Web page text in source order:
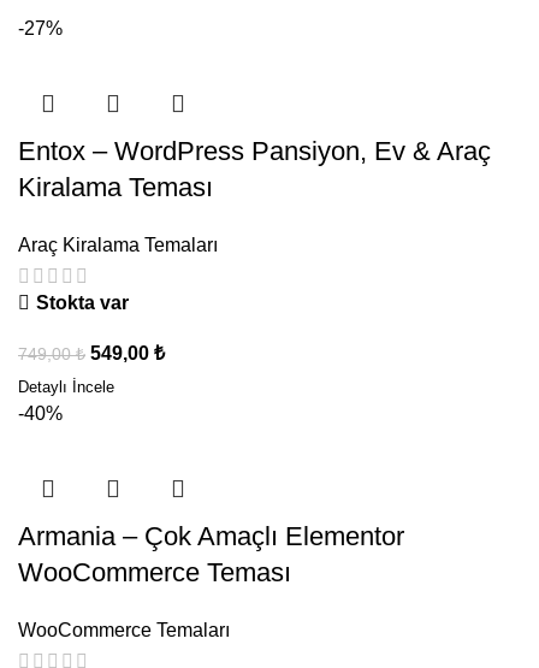
-27%
Entox – WordPress Pansiyon, Ev & Araç
Kiralama Teması
Araç Kiralama Temaları
Stokta var
749,00₺ 549,00 ₺
-40%
Armania – Çok Amaçlı Elementor
WooCommerce Teması
WooCommerce Temaları